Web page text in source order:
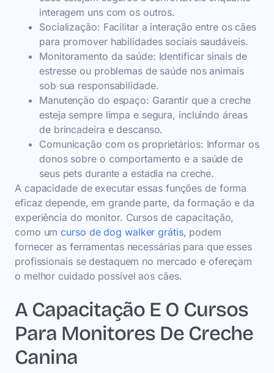
interagem uns com os outros.
Socialização: Facilitar a interação entre os cães
para promover habilidades sociais saudáveis.
Monitoramento da saúde: Identificar sinais de
estresse ou problemas de saúde nos animais
sob sua responsabilidade.
Manutenção do espaço: Garantir que a creche
esteja sempre limpa e segura, incluindo áreas
de brincadeira e descanso.
Comunicação com os proprietários: Informar os
donos sobre o comportamento e a saúde de
seus pets durante a estadia na creche.
A capacidade de executar essas funções de forma
eficaz depende, em grande parte, da formação e da
experiência do monitor. Cursos de capacitação,
como umcurso de dog walker grátis, podem
fornecer as ferramentas necessárias para que esses
profissionais se destaquem no mercado e ofereçam
o melhor cuidado possível aos cães.
A Capacitação E O Cursos
Para Monitores De Creche
Canina